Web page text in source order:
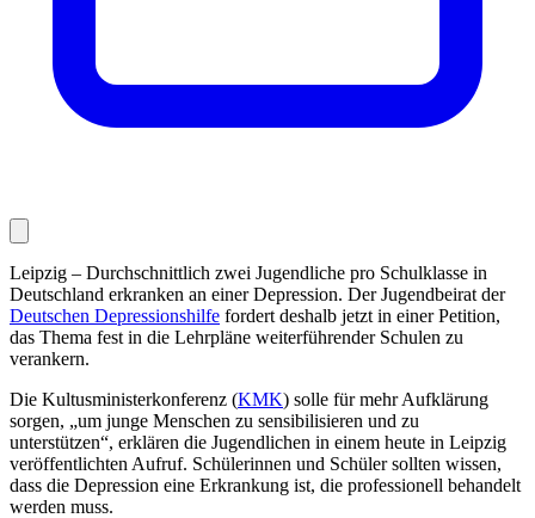
Leipzig – Durchschnittlich zwei Jugendliche pro Schulklasse in
Deutschland erkranken an einer Depression. Der Jugendbeirat der
Deutschen Depressionshilfe fordert deshalb jetzt in einer Petition,
das Thema fest in die Lehrpläne weiterführender Schulen zu
verankern.
Die Kultusministerkonferenz (KMK) solle für mehr Aufklärung
sorgen, „um junge Menschen zu sensibilisieren und zu
unterstützen“, erklären die Jugendlichen in einem heute in Leipzig
veröffentlichten Aufruf. Schülerinnen und Schüler sollten wissen,
dass die Depression eine Erkrankung ist, die professionell behandelt
werden muss.